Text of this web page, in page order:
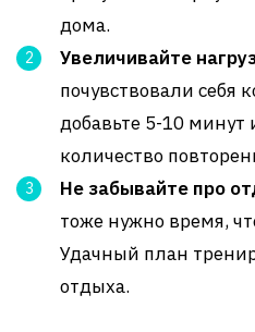
дома.
Увеличивайте
почувствовали себя
добавьте 5-10 минут
количество
Не забывайте про
тоже нужно время,
Удачный план
отдыха.